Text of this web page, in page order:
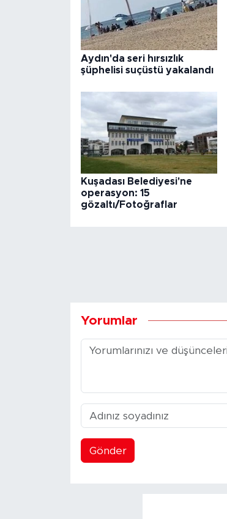
Aydın'da seri hırsızlık
şüphelisi suçüstü yakalandı
Kuşadası Belediyesi'ne
operasyon: 15
gözaltı/Fotoğraflar
Yorumlar
Gönder